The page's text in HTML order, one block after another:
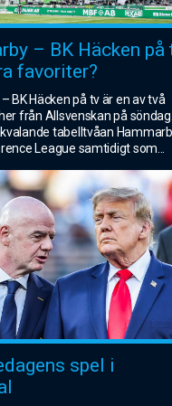
– BK Häcken på
favoriter?
BK Häcken på tv är en av två
från Allsvenskan på söndag.
tabelltvåan
League samtidigt som
spel i